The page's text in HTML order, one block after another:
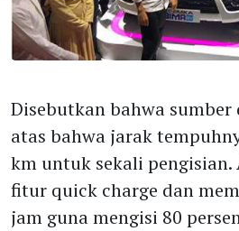
Disebutkan bahwa
atas bahwa jarak
km untuk sekali pengisian.
fitur quick charge dan
jam guna mengisi 80